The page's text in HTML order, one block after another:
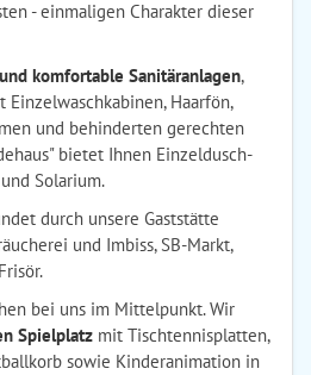
- einmaligen Charakter dieser
komfortable Sanitäranlagen,
Haarfön,
und behinderten gerechten
bietet Ihnen Einzeldusch-
Solarium.
durch unsere Gaststätte
und Imbiss, SB-Markt,
bei uns im Mittelpunkt. Wir
Spielplatz mit Tischtennisplatten,
sowie Kinderanimation in